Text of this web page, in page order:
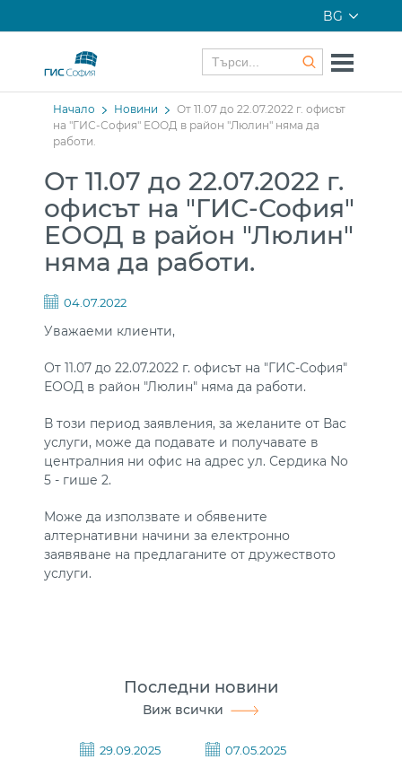
BG
Начало Новини
От 11.07 до 22.07.2022 г. офисът
на "ГИС-София" ЕООД в район "Люлин" няма да
работи.
От 11.07 до 22.07.2022 г.
офисът на "ГИС-София"
ЕООД в район "Люлин"
няма да работи.
04.07.2022
Уважаеми клиенти,
От 11.07 до 22.07.2022 г. офисът на "ГИС-София"
ЕООД в район "Люлин" няма да работи.
В този период заявления, за желаните от Вас
услуги, може да подавате и получавате в
централния ни офис на адрес ул. Сердика No
5 - гише 2.
Може да използвате и обявените
алтернативни начини за електронно
заявяване на предлаганите от дружеството
услуги.
Последни новини
Виж всички
29.09.2025
07.05.2025